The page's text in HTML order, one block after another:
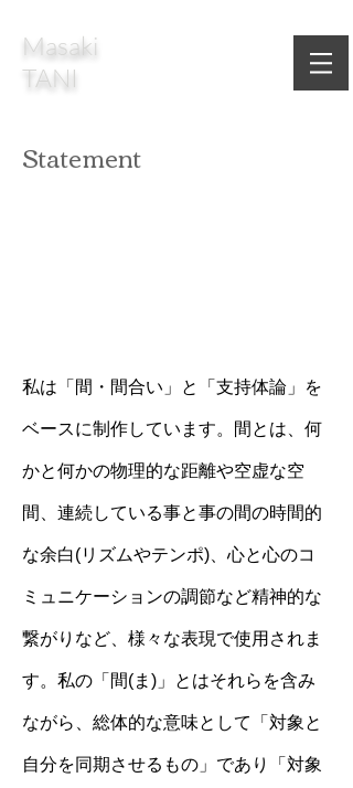
Masaki
TANI
Statement
私は「間・間合い」と「支持体論」を
ベースに制作しています。間とは、何
かと何かの物理的な距離や空虚な空
間、連続している事と事の間の時間的
な余白(リズムやテンポ)、心と心のコ
ミュニケーションの調節など精神的な
繋がりなど、様々な表現で使用されま
す。私の「間(ま)」とはそれらを含み
ながら、総体的な意味として「対象と
自分を同期させるもの」であり「対象